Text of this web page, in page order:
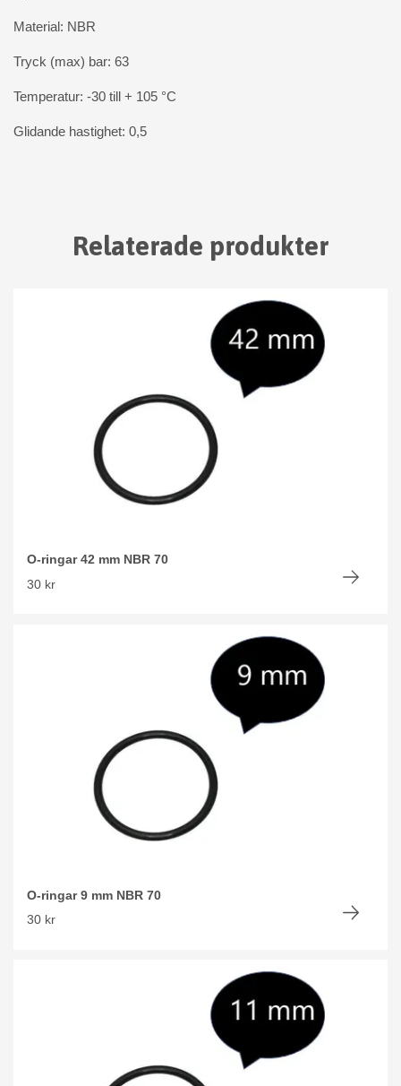
Material: NBR
Tryck (max) bar: 63
Temperatur: -30 till + 105 °C
Glidande hastighet: 0,5
Relaterade produkter
O-ringar 42 mm NBR 70
30 kr
O-ringar 9 mm NBR 70
30 kr